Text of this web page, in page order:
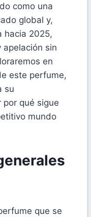
como una
global y,
hacia 2025,
sin
en
este perfume,
su
qué sigue
mundo
que se